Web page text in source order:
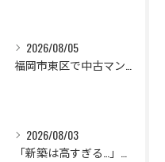
2026/08/05
福岡市東区で中古マンションを賢くリノベ！家族の理想を叶える失敗しない購入ガイド
2026/08/03
「新築は高すぎる…」と悩む子育て世代へ！福岡県古賀市で賢く叶える理想のリノベーション完全計画